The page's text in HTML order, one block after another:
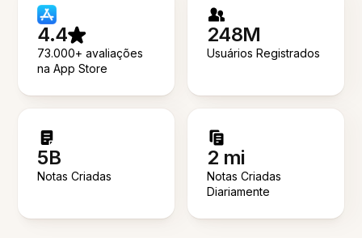
4.4
73.000+ avaliações
na App Store
248M
Usuários Registrados
5B
Notas Criadas
2 mi
Notas Criadas
Diariamente